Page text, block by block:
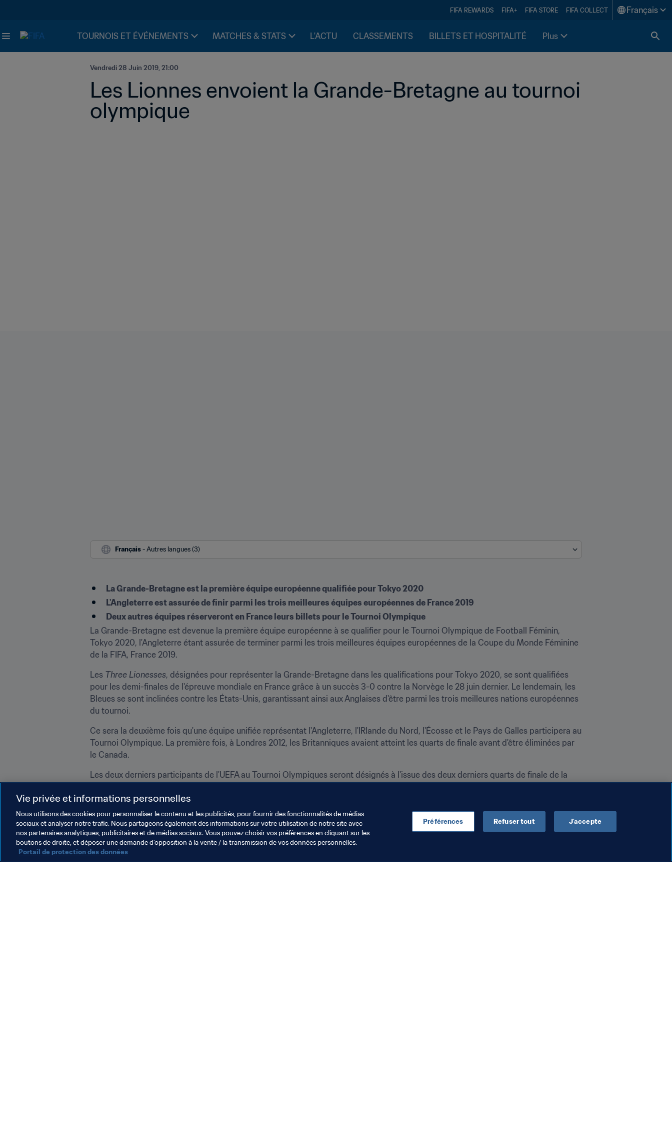
FIFA REWARDS FIFA+ FIFA STORE FIFA COLLECT Français
TOURNOIS ET ÉVÉNEMENTS MATCHES & STATS L'ACTU CLASSEMENTS BILLETS ET HOSPITALITÉ Plus
Vendredi 28 Juin 2019, 21:00
Les Lionnes envoient la Grande-Bretagne au tournoi
olympique
Français - Autres langues (3)
La Grande-Bretagne est la première équipe européenne qualifiée pour Tokyo 2020
L'Angleterre est assurée de finir parmi les trois meilleures équipes européennes de France 2019
Deux autres équipes réserveront en France leurs billets pour le Tournoi Olympique
La Grande-Bretagne est devenue la première équipe européenne à se qualifier pour le Tournoi Olympique de Football Féminin,
Tokyo 2020, l'Angleterre étant assurée de terminer parmi les trois meilleures équipes européennes de la Coupe du Monde Féminine
de la FIFA, France 2019.
Les Three Lionesses, désignées pour représenter la Grande-Bretagne dans les qualifications pour Tokyo 2020, se sont qualifiées
pour les demi-finales de l'épreuve mondiale en France grâce à un succès 3-0 contre la Norvège le 28 juin dernier. Le lendemain, les
Bleues se sont inclinées contre les États-Unis, garantissant ainsi aux Anglaises d'être parmi les trois meilleures nations européennes
du tournoi.
Ce sera la deuxième fois qu'une équipe unifiée représentat l'Angleterre, l'IRlande du Nord, l'Écosse et le Pays de Galles participera au
Tournoi Olympique. La première fois, à Londres 2012, les Britanniques avaient atteint les quarts de finale avant d'être éliminées par
le Canada.
Les deux derniers participants de l'UEFA au Tournoi Olympiques seront désignés à l'issue des deux derniers quarts de finale de la
Coupe du Monde Féminine : Italie - Pays-Bas et Allemagne - Suède.
Vie privée et informations personnelles
Nous utilisons des cookies pour personnaliser le contenu et les publicités, pour fournir des fonctionnalités de médias
sociaux et analyser notre trafic. Nous partageons également des informations sur votre utilisation de notre site avec
nos partenaires analytiques, publicitaires et de médias sociaux. Vous pouvez choisir vos préférences en cliquant sur les
boutons de droite, et déposer une demande d’opposition à la vente / la transmission de vos données personnelles.
Portail de protection des données
Préférences Refuser tout J’accepte